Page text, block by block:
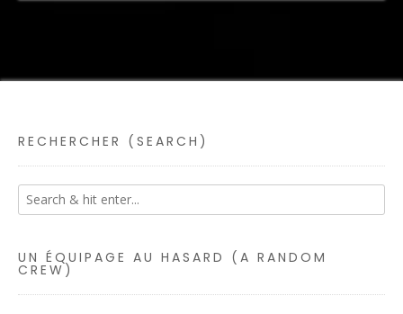
RECHERCHER (SEARCH)
UN ÉQUIPAGE AU HASARD (A RANDOM
CREW)